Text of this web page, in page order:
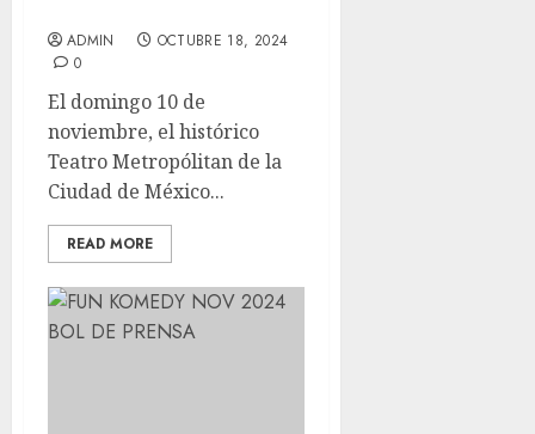
ADMIN
OCTUBRE 18, 2024
0
El domingo 10 de
noviembre, el histórico
Teatro Metropólitan de la
Ciudad de México...
READ MORE